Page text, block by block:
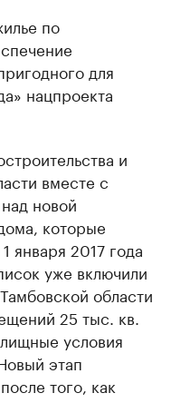
по
для
нацпроекта
и
вместе с
новой
которые
января 2017 года
уже включили
области
25 тыс. кв.
условия
этап
того, как